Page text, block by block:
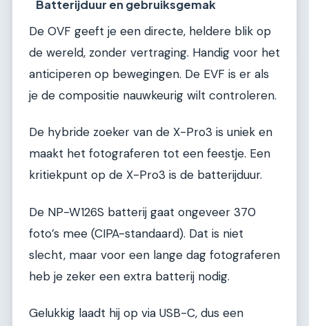
Batterijduur en gebruiksgemak
De OVF geeft je een directe, heldere blik op
de wereld, zonder vertraging. Handig voor het
anticiperen op bewegingen. De EVF is er als
je de compositie nauwkeurig wilt controleren.
De hybride zoeker van de X-Pro3 is uniek en
maakt het fotograferen tot een feestje. Een
kritiekpunt op de X-Pro3 is de batterijduur.
De NP-W126S batterij gaat ongeveer 370
foto’s mee (CIPA-standaard). Dat is niet
slecht, maar voor een lange dag fotograferen
heb je zeker een extra batterij nodig.
Gelukkig laadt hij op via USB-C, dus een